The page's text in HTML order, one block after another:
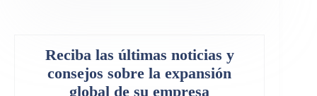
Reciba las últimas noticias y
consejos sobre la expansión
global de su empresa